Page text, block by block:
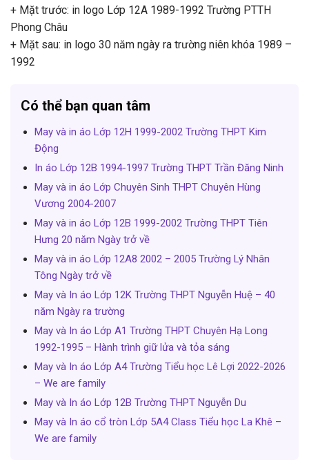
+ Mặt trước: in logo Lớp 12A 1989-1992 Trường PTTH
Phong Châu
+ Mặt sau: in logo 30 năm ngày ra trường niên khóa 1989 –
1992
Có thể bạn quan tâm
May và in áo Lớp 12H 1999-2002 Trường THPT Kim
Động
In áo Lớp 12B 1994-1997 Trường THPT Trần Đăng Ninh
May và in áo Lớp Chuyên Sinh THPT Chuyên Hùng
Vương 2004-2007
May và in áo Lớp 12B 1999-2002 Trường THPT Tiên
Hưng 20 năm Ngày trở về
May và in áo Lớp 12A8 2002 – 2005 Trường Lý Nhân
Tông Ngày trở về
May và In áo Lớp 12K Trường THPT Nguyễn Huệ – 40
năm Ngày ra trường
May và In áo Lớp A1 Trường THPT Chuyên Hạ Long
1992-1995 – Hành trình giữ lửa và tỏa sáng
May và In áo Lớp A4 Trường Tiểu học Lê Lợi 2022-2026
– We are family
May và In áo Lớp 12B Trường THPT Nguyễn Du
May và In áo cổ tròn Lớp 5A4 Class Tiểu học La Khê –
We are family